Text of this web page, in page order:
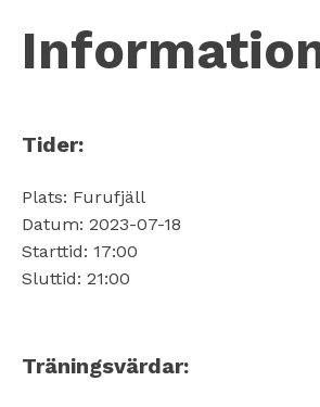
Tider:
Plats: Furufjäll
Datum: 2023-07-18
Starttid: 17:00
Sluttid: 21:00
Träningsvärdar: